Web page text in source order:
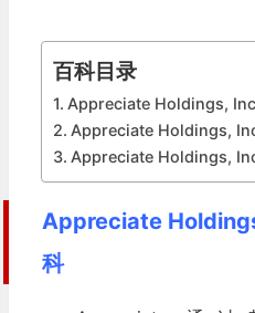
百科目录
Appreciate Holdings,
Appreciate Holdings,
Appreciate Holdings,
Appreciate
科